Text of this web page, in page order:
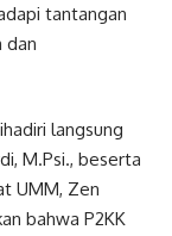
tantangan
dan
langsung
M.Psi., beserta
UMM, Zen
bahwa P2KK